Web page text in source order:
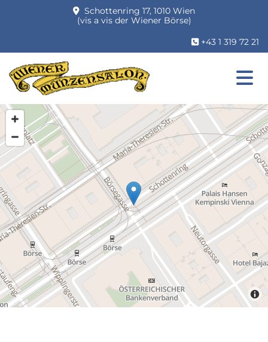
 Schottenring 17, 1010 Wien
(vis a vis der Wiener Börse)
 +43 1 319 72 21